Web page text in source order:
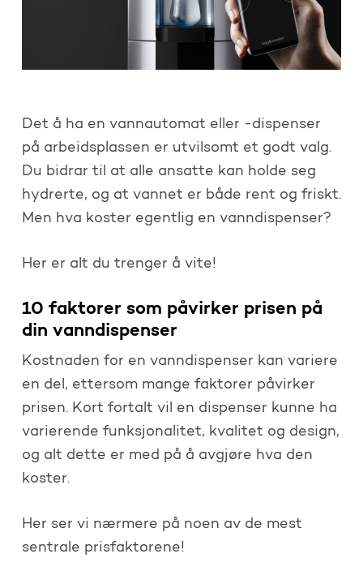
Det å ha en vannautomat eller -dispenser
på arbeidsplassen er utvilsomt et godt valg.
Du bidrar til at alle ansatte kan holde seg
hydrerte, og at vannet er både rent og friskt.
Men hva koster egentlig en vanndispenser?
Her er alt du trenger å vite!
10 faktorer som påvirker prisen på
din vanndispenser
Kostnaden for en vanndispenser kan variere
en del, ettersom mange faktorer påvirker
prisen. Kort fortalt vil en dispenser kunne ha
varierende funksjonalitet, kvalitet og design,
og alt dette er med på å avgjøre hva den
koster.
Her ser vi nærmere på noen av de mest
sentrale prisfaktorene!